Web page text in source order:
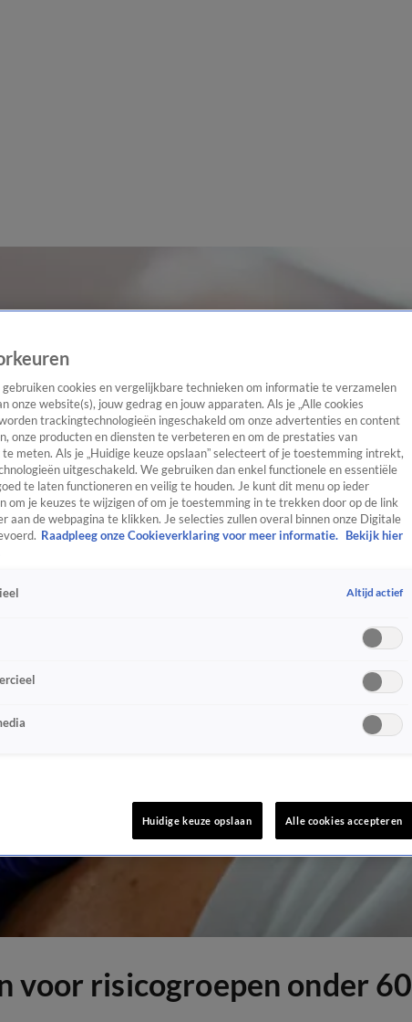
voor risicogroepen onder 60
cookies en vergelijkbare technieken om informatie te verzamelen
onze website(s), jouw gedrag en jouw apparaten. Als je „Alle cookies
trackingtechnologieën ingeschakeld om onze advertenties en content
onze producten en diensten te verbeteren en om de prestaties van
meten. Als je „Huidige keuze opslaan” selecteert of je toestemming intrekt,
uitgeschakeld. We gebruiken dan enkel functionele en essentiële
te laten functioneren en veilig te houden. Je kunt dit menu op ieder
om je keuzes te wijzigen of om je toestemming in te trekken door op de link
aan de webpagina te klikken. Je selecties zullen overal binnen onze Digitale
Raadpleeg onze Cookieverklaring voor meer informatie. Bekijk hier
Altijd actief
Huidige keuze opslaan Alle cookies accepteren